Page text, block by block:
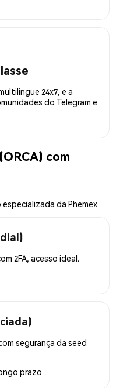
24x7, e a
do Telegram e
com
da Phemex
2FA, acesso ideal.
segurança da seed
prazo